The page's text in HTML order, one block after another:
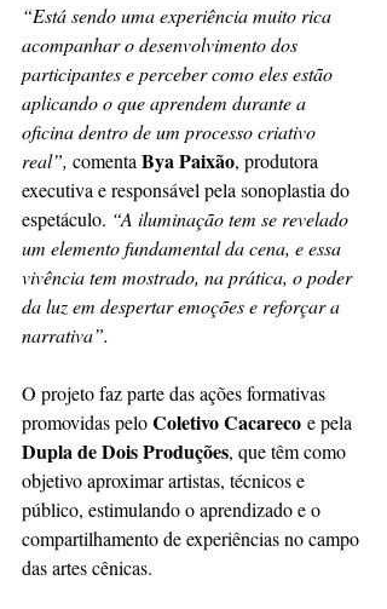
“Está sendo uma experiência muito rica
acompanhar o desenvolvimento dos
participantes e perceber como eles estão
aplicando o que aprendem durante a
oficina dentro de um processo criativo
real”, comenta Bya Paixão, produtora
executiva e responsável pela sonoplastia do
espetáculo. “A iluminação tem se revelado
um elemento fundamental da cena, e essa
vivência tem mostrado, na prática, o poder
da luz em despertar emoções e reforçar a
narrativa”.
O projeto faz parte das ações formativas
promovidas pelo Coletivo Cacareco e pela
Dupla de Dois Produções, que têm como
objetivo aproximar artistas, técnicos e
público, estimulando o aprendizado e o
compartilhamento de experiências no campo
das artes cênicas.